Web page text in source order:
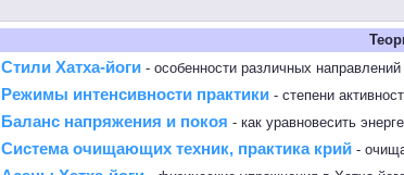
Стили Хатха-йоги - особенности различных
Режимы интенсивности практики - степени
Баланс напряжения и покоя - как уравновесить
Система очищающих техник, практика крий -